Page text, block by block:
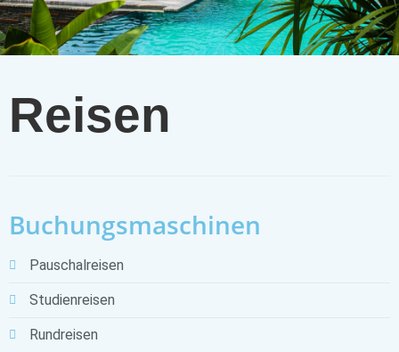
Reisen
Buchungsmaschinen
Pauschalreisen
Studienreisen
Rundreisen